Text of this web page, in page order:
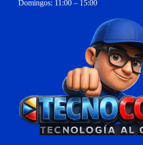
Domingos: 11:00 – 15:00